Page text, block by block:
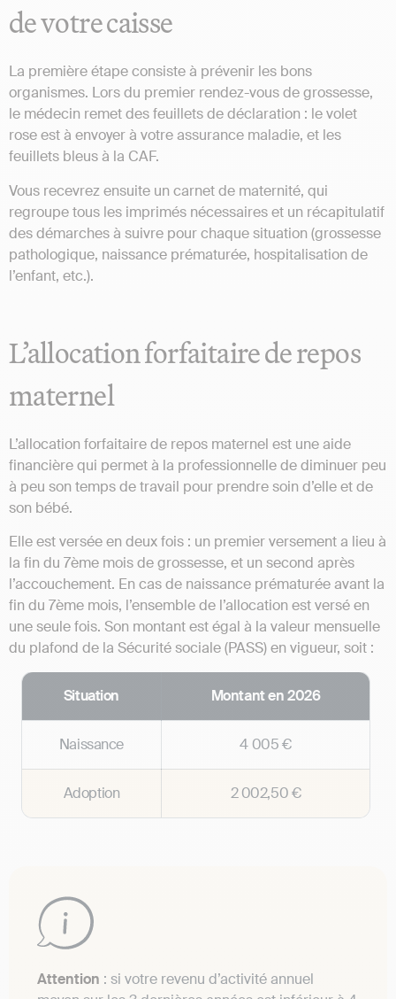
de votre caisse
La première étape consiste à prévenir les bons
organismes. Lors du premier rendez-vous de grossesse,
le médecin remet des feuillets de déclaration : le volet
rose est à envoyer à votre assurance maladie, et les
feuillets bleus à la CAF.
Vous recevrez ensuite un carnet de maternité, qui
regroupe tous les imprimés nécessaires et un récapitulatif
des démarches à suivre pour chaque situation (grossesse
pathologique, naissance prématurée, hospitalisation de
l’enfant, etc.).
L’allocation forfaitaire de repos
maternel
L’allocation forfaitaire de repos maternel est une aide
financière qui permet à la professionnelle de diminuer peu
à peu son temps de travail pour prendre soin d’elle et de
son bébé.
Elle est versée en deux fois : un premier versement a lieu à
la fin du 7ème mois de grossesse, et un second après
l’accouchement. En cas de naissance prématurée avant la
fin du 7ème mois, l’ensemble de l’allocation est versé en
une seule fois. Son montant est égal à la valeur mensuelle
du plafond de la Sécurité sociale (PASS) en vigueur, soit :
Situation Montant en 2026
Naissance 4 005 €
Adoption 2 002,50 €
Attention : si votre revenu d’activité annuel